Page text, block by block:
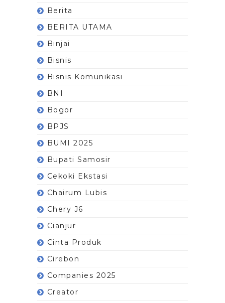
Berita
BERITA UTAMA
Binjai
Bisnis
Bisnis Komunikasi
BNI
Bogor
BPJS
BUMI 2025
Bupati Samosir
Cekoki Ekstasi
Chairum Lubis
Chery J6
Cianjur
Cinta Produk
Cirebon
Companies 2025
Creator